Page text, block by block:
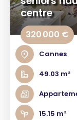
centre
320 000 €
Cannes
49.03 m²
15.15 m²